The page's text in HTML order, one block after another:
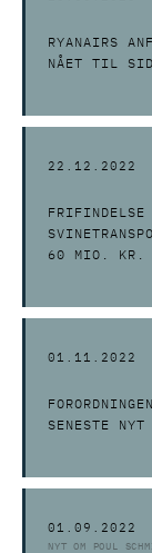
RYANAIRS
NÅET TIL
22.12.2022
60 MIO. KR.
01.11.2022
SENESTE NYT
01.09.2022
NYT OM POUL